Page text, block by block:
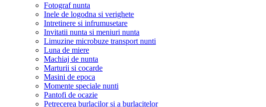
Fotograf nunta
Inele de logodna si verighete
Intretinere si infrumusetare
Invitatii nunta si meniuri nunta
Limuzine microbuze transport nunti
Luna de miere
Machiaj de nunta
Marturii si cocarde
Masini de epoca
Momente speciale nunti
Pantofi de ocazie
Petrecerea burlacilor si a burlacitelor